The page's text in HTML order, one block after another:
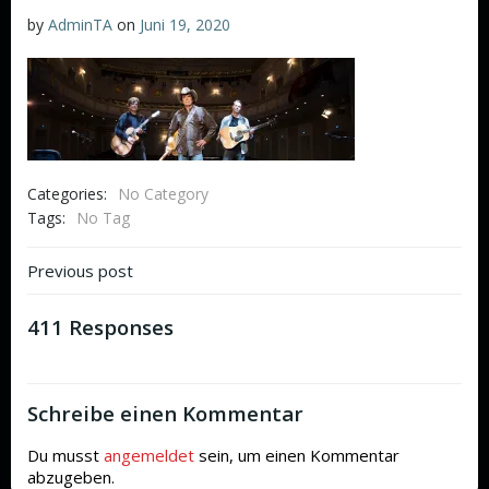
by AdminTA on Juni 19, 2020
Categories:
No Category
Tags:
No Tag
Beitragsnavigation
Previous post
411 Responses
Schreibe einen Kommentar
Du musst angemeldet sein, um einen Kommentar
abzugeben.